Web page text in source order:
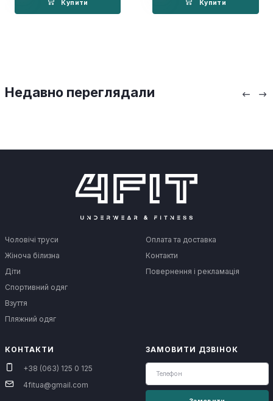
Купити Купити
Недавно переглядали
Чоловічі труси
Жіноча білизна
Діти
Спортивний одяг
Взуття
Пляжний одяг
Оплата та доставка
Контакти
Повернення і рекламація
КОНТАКТИ
+38 (063) 125 0 125
4fitua@gmail.com
ЗАМОВИТИ ДЗВІНОК